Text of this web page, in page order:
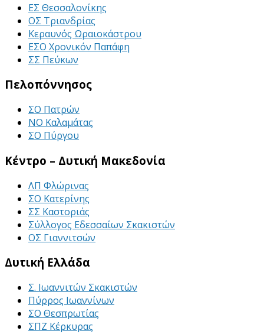
ΕΣ Θεσσαλονίκης
ΟΣ Τριανδρίας
Κεραυνός Ωραιοκάστρου
ΕΣΟ Χρονικόν Παπάφη
ΣΣ Πεύκων
Πελοπόννησος
ΣΟ Πατρών
ΝΟ Καλαμάτας
ΣΟ Πύργου
Κέντρο – Δυτική Μακεδονία
ΛΠ Φλώρινας
ΣΟ Κατερίνης
ΣΣ Καστοριάς
Σύλλογος Εδεσσαίων Σκακιστών
ΟΣ Γιαννιτσών
Δυτική Ελλάδα
Σ. Ιωαννιτών Σκακιστών
Πύρρος Ιωαννίνων
ΣΟ Θεσπρωτίας
ΣΠΖ Κέρκυρας